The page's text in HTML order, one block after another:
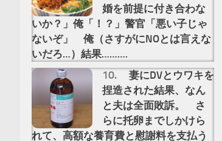
婚を前提に付き合わな
いか？」俺「！？」警官「悪い子じゃ
ないぞ」 俺（さすがにNOとは言えな
いだろ…）結果……….
妻にDVとウワキを
捏造された結果、なん
と夫は全面敗訴。 さ
らに托卵までしかけら
れて、高額な養育費と慰謝料を支払う